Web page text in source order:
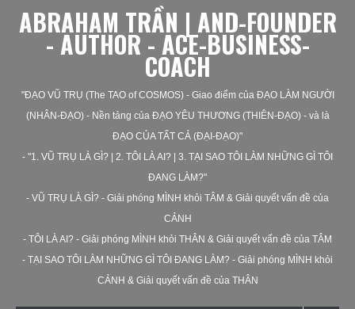
ABRAHAM TRẦN | AND-FOUNDER
- AUTHOR - ACE-BUSINESS-
COACH
"ĐẠO VŨ TRỤ (The TAO of COSMOS) - Giao điểm của ĐẠO LÀM NGƯỜI
(NHÂN-ĐẠO) - Nền tảng của ĐẠO YÊU THƯƠNG (THIÊN-ĐẠO) - và là
ĐẠO CỦA TẤT CẢ (ĐẠI-ĐẠO)"
- "1. VŨ TRỤ LÀ GÌ? | 2. TÔI LÀ AI? | 3. TẠI SAO TÔI LÀM NHỮNG GÌ TÔI
ĐANG LÀM?"
- VŨ TRỤ LÀ GÌ? - Giải phóng MÌNH khỏi TÂM & Giải quyết vấn đề của
CẢNH
- TÔI LÀ AI? - Giải phóng MÌNH khỏi THÂN & Giải quyết vấn đề của TÂM
- TẠI SAO TÔI LÀM NHỮNG GÌ TÔI ĐANG LÀM? - Giải phóng MÌNH khỏi
CẢNH & Giải quyết vấn đề của THÂN